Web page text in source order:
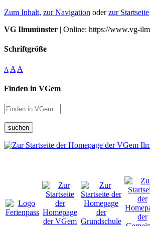
Zum Inhalt, zur Navigation oderzur Startseite
VG Ilmmünster | Online: https://www.vg-
Schriftgröße
A A A
Finden in VGem
suchen